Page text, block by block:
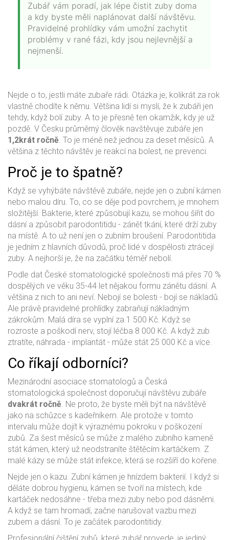
Zubář vám poradí, jak lépe čistit zuby doma
a kdy byste měli naplánovat další návštěvu.
Pravidelné prohlídky vám umožní zachytit
problémy v rané fázi, kdy jsou nejlevnější a
nejmenší.
Nejde o to, jestli máte zubaře rádi. Otázka je, kolikrát za rok
vlastně chodíte k němu. Většina lidí si myslí, že k zubáři jen
tehdy, když bolí zuby. A to je přesně ten okamžik, kdy je už
pozdě. V Česku průměrný člověk navštěvuje zubáře jen
1,2krát ročně. To je méně než jednou za deset měsíců. A
většina z těchto návštěv je reakcí na bolest, ne prevenci.
Proč je to špatně?
Když se vyhýbáte návštěvě zubáře, nejde jen o zubní kámen
nebo malou díru. To, co se děje pod povrchem, je mnohem
složitější. Bakterie, které způsobují kazu, se mohou šířit do
dásní a způsobit parodontitidu - zánět tkání, které drží zuby
na místě. A to už není jen o zubním broušení. Parodontitida
je jedním z hlavních důvodů, proč lidé v dospělosti ztrácejí
zuby. A nejhorší je, že na začátku téměř nebolí.
Podle dat České stomatologické společnosti má přes 70 %
dospělých ve věku 35-44 let nějakou formu zánětu dásní. A
většina z nich to ani neví. Nebojí se bolesti - bojí se nákladů.
Ale právě pravidelné prohlídky zabraňují nákladným
zákrokům. Malá díra se vyplní za 1 500 Kč. Když se
rozroste a poškodí nerv, stojí léčba 8 000 Kč. A když zub
ztratíte, náhrada - implantát - může stát 25 000 Kč a více.
Co říkají odborníci?
Mezinárodní asociace stomatologů a Česká
stomatologická společnost doporučují návštěvu zubáře
dvakrát ročně. Ne proto, že byste měli být na návštěvě
jako na schůzce s kadeřníkem. Ale protože v tomto
intervalu může dojít k výraznému pokroku v poškození
zubů. Za šest měsíců se může z malého zubního kameně
stát kámen, který už neodstraníte štětěcím kartáčkem. Z
malé kázy se může stát infekce, která se rozšíří do kořene.
Nejde jen o kazu. Zubní kámen je hnízdem bakterií. I když si
děláte dobrou hygienu, kámen se tvoří na místech, kde
kartáček nedosáhne - třeba mezi zuby nebo pod dásněmi.
A když se tam hromadí, začne narušovat vazbu mezi
zubem a dásní. To je začátek parodontitidy.